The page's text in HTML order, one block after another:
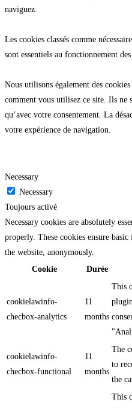
naviguez.
Les cookies classés comme
sont essentiels au fonctionnement
Nous utilisons également des
comment vous utilisez ce site. Ils ne
qu’avec votre consentement. La
votre expérience de navigation.
Necessary
Necessary
Toujours activé
Necessary cookies are absolutely
properly. These cookies ensure
the website, anonymously.
Cookie
Durée
cookielawinfo-
checbox-analytics
11
months
This
cookielawinfo-
checbox-functional
11
months
The
to
the
This